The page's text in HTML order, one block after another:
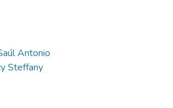
Antonio
Steffany